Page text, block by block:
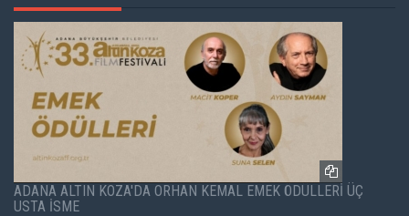
ADANA ALTIN KOZA'DA ORHAN KEMAL EMEK ÖDÜLLERİ ÜÇ
USTA İSME